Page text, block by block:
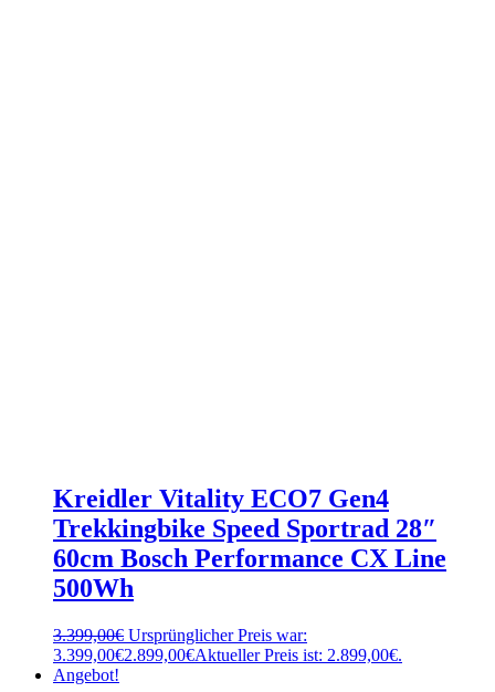
Kreidler Vitality ECO7 Gen4
Trekkingbike Speed Sportrad 28″
60cm Bosch Performance CX Line
500Wh
3.399,00€ Ursprünglicher Preis war:
3.399,00€2.899,00€Aktueller Preis ist: 2.899,00€.
Angebot!